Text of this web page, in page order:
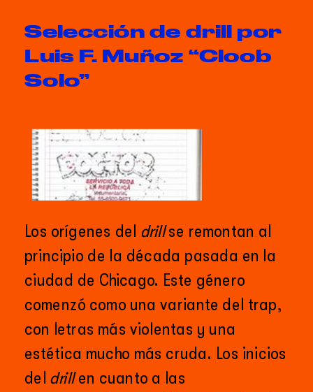
Selección de drill por
Luis F. Muñoz “Cloob
Solo”
Los orígenes del drill se remontan al
principio de la década pasada en la
ciudad de Chicago. Este género
comenzó como una variante del trap,
con letras más violentas y una
estética mucho más cruda. Los inicios
del drill en cuanto a las